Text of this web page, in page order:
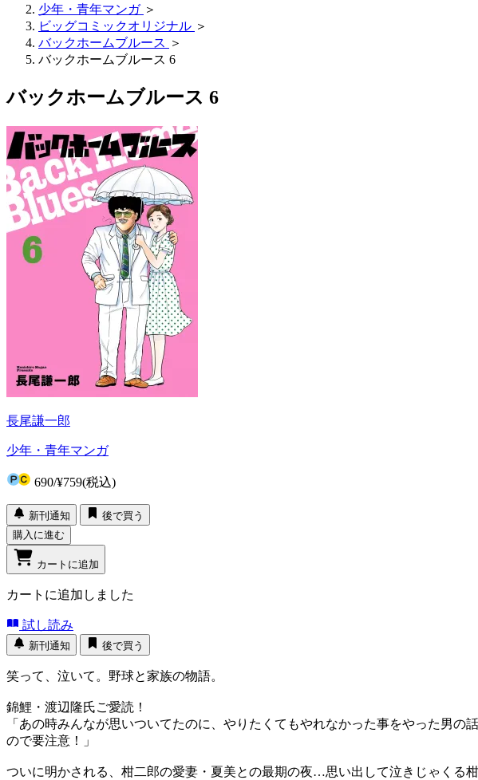
少年・青年マンガ ＞
ビッグコミックオリジナル ＞
バックホームブルース ＞
バックホームブルース 6
バックホームブルース 6
長尾謙一郎
少年・青年マンガ
690/¥759(税込)
新刊通知
後で買う
購入に進む
カートに追加
カートに追加しました
試し読み
新刊通知 後で買う
笑って、泣いて。野球と家族の物語。
錦鯉・渡辺隆氏ご愛読！
「あの時みんなが思いついてたのに、やりたくてもやれなかった事をやった男
ので要注意！」
ついに明かされる、柑二郎の愛妻・夏美との最期の夜…思い出して泣きじゃく